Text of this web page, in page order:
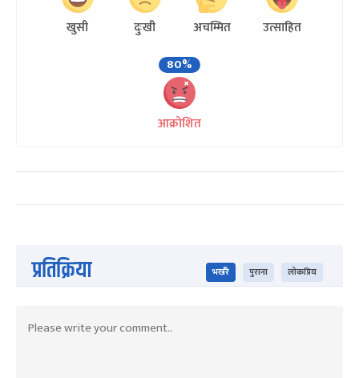
खुसी दुःखी अचम्मित
उत्साहित
80%
आक्रोशित
प्रतिक्रिया भर्खरै पुराना लोकप्रिय